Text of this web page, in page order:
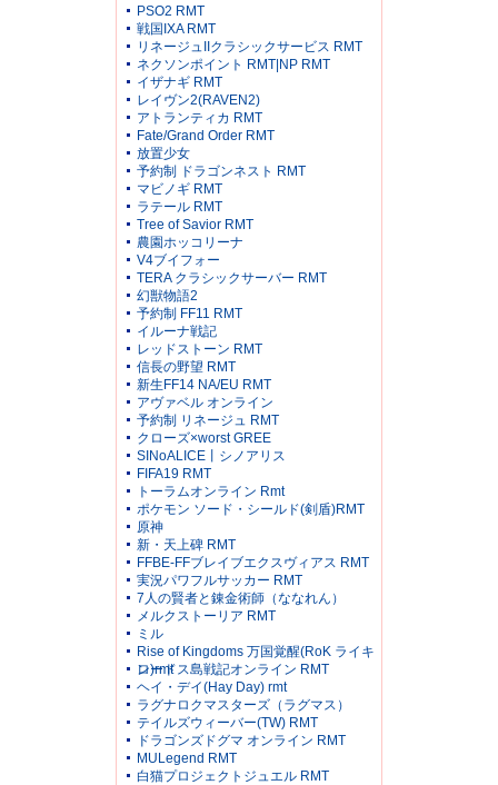
PSO2 RMT
戦国IXA RMT
リネージュIIクラシックサービス RMT
ネクソンポイント RMT|NP RMT
イザナギ RMT
レイヴン2(RAVEN2)
アトランティカ RMT
Fate/Grand Order RMT
放置少女
予約制 ドラゴンネスト RMT
マビノギ RMT
ラテール RMT
Tree of Savior RMT
農園ホッコリーナ
V4ブイフォー
TERA クラシックサーバー RMT
幻獣物語2
予約制 FF11 RMT
イルーナ戦記
レッドストーン RMT
信長の野望 RMT
新生FF14 NA/EU RMT
アヴァベル オンライン
予約制 リネージュ RMT
クローズ×worst GREE
SINoALICE丨シノアリス
FIFA19 RMT
トーラムオンライン Rmt
ポケモン ソード・シールド(剣盾)RMT
原神
新・天上碑 RMT
FFBE-FFブレイブエクスヴィアス RMT
実況パワフルサッカー RMT
7人の賢者と錬金術師（ななれん）
メルクストーリア RMT
ミル
Rise of Kingdoms 万国覚醒(RoK ライキ
ン)rmt
ロードス島戦記オンライン RMT
ヘイ・デイ(Hay Day) rmt
ラグナロクマスターズ（ラグマス）
テイルズウィーバー(TW) RMT
ドラゴンズドグマ オンライン RMT
MULegend RMT
白猫プロジェクトジュエル RMT